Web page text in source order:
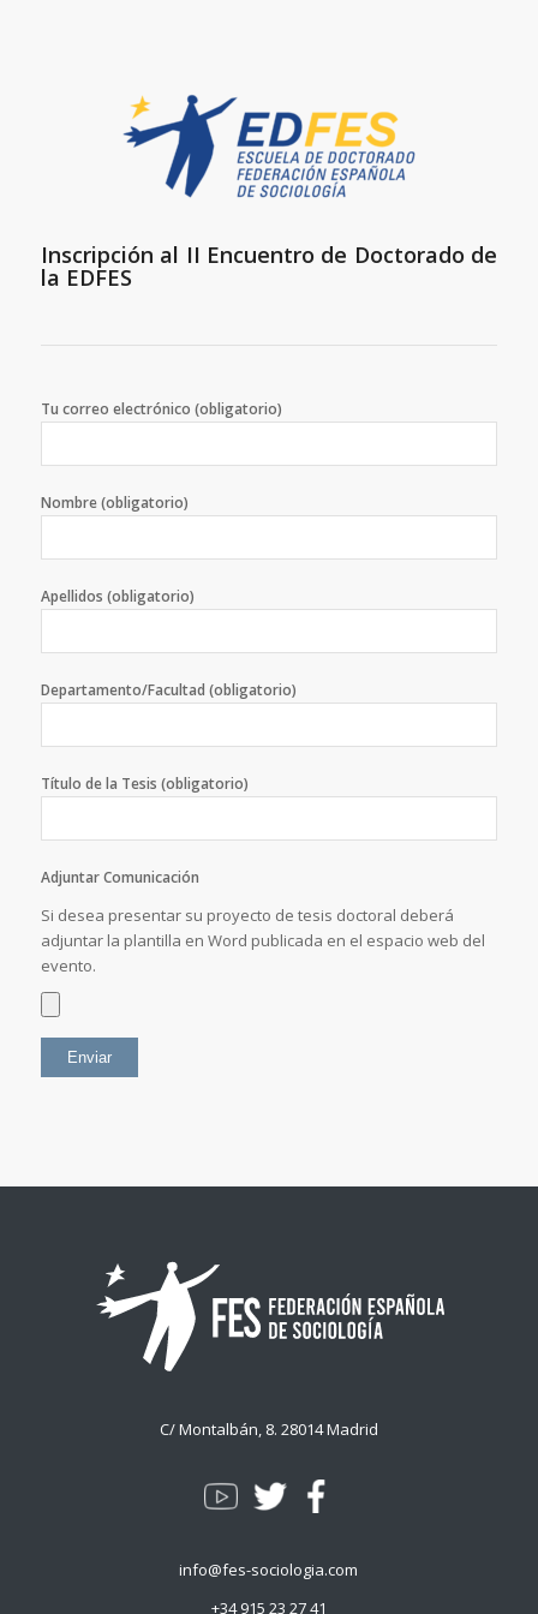
Inscripción al II Encuentro de Doctorado de
la EDFES
Tu correo electrónico (obligatorio)
Nombre (obligatorio)
Apellidos (obligatorio)
Departamento/Facultad (obligatorio)
Título de la Tesis (obligatorio)
Adjuntar Comunicación
Si desea presentar su proyecto de tesis doctoral deberá
adjuntar la plantilla en Word publicada en el espacio web del
evento.
C/ Montalbán, 8. 28014 Madrid
info@fes-sociologia.com
+34 915 23 27 41